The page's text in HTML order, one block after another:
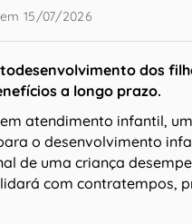
15/07/2026
dos
a longo prazo.
atendimento infantil,
o desenvolvimento
de uma criança
com contratempos,